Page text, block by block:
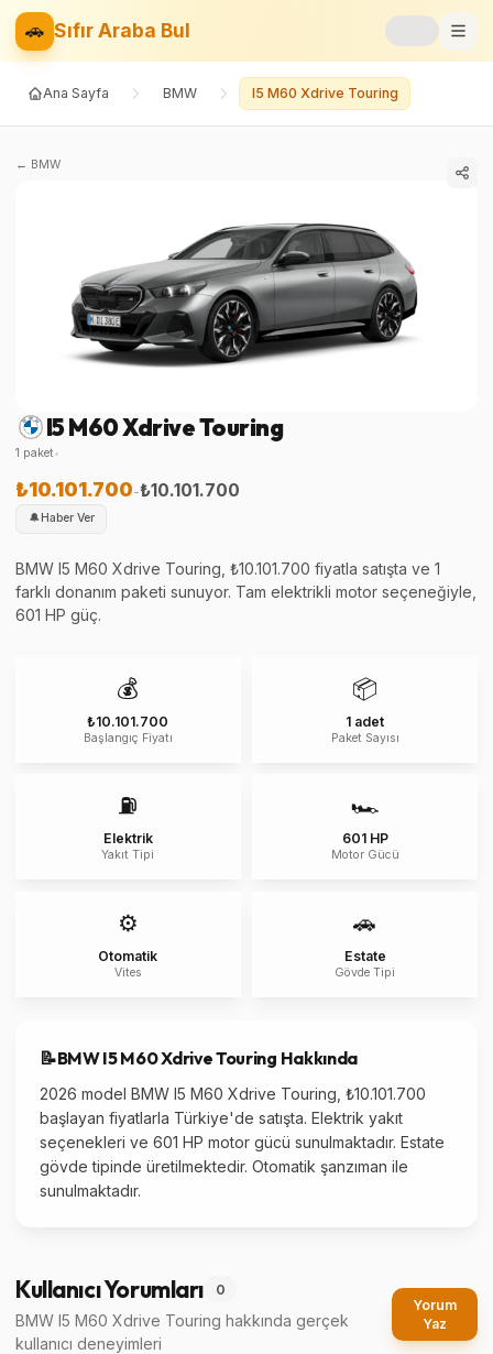
🚗 Sıfır Araba Bul
Markalar
SUV
Karşılaştır
❤️ Favoriler
Ana Sayfa BMW I5 M60 Xdrive Touring
← BMW
I5 M60 Xdrive Touring
1 paket•
₺10.101.700-₺10.101.700
🔔 Haber Ver
BMW I5 M60 Xdrive Touring, ₺10.101.700 fiyatla satışta ve 1
farklı donanım paketi sunuyor. Tam elektrikli motor seçeneğiyle,
601 HP güç.
💰
₺10.101.700
Başlangıç Fiyatı
📦
1 adet
Paket Sayısı
⛽
Elektrik
Yakıt Tipi
🏎️
601 HP
Motor Gücü
⚙️
Otomatik
Vites
🚗
Estate
Gövde Tipi
📝BMWI5 M60 Xdrive Touring Hakkında
2026 model BMW I5 M60 Xdrive Touring, ₺10.101.700
başlayan fiyatlarla Türkiye'de satışta. Elektrik yakıt
seçenekleri ve 601 HP motor gücü sunulmaktadır. Estate
gövde tipinde üretilmektedir. Otomatik şanzıman ile
sunulmaktadır.
Kullanıcı Yorumları 0
BMW I5 M60 Xdrive Touring hakkında gerçek
kullanıcı deneyimleri
Yorum
Yaz